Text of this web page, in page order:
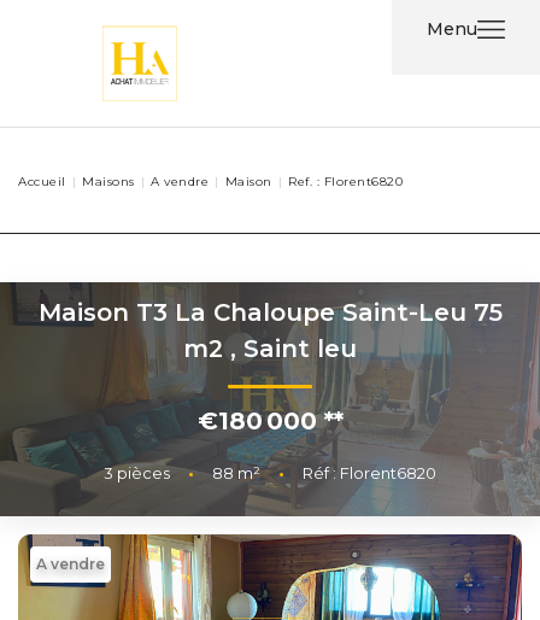
Menu
Agents
Contact
Nous
Rejoindre
Accueil Maisons A vendre Maison Ref. : Florent6820
Maison T3 La Chaloupe Saint-Leu 75
m2 , Saint leu
€180 000**
3pièces • 88 m² • Réf : Florent6820
A vendre